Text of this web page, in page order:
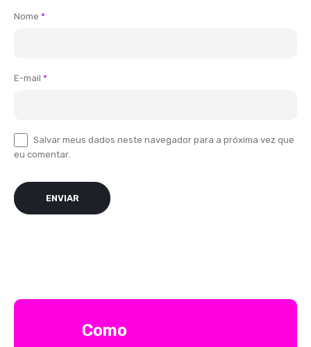
Nome *
E-mail *
Salvar meus dados neste navegador para a próxima vez que
eu comentar.
Como